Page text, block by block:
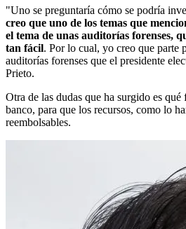
"Uno se preguntaría cómo se podría
creo que uno de los temas que
el tema de unas auditorías forenses,
tan fácil. Por lo cual, yo creo que parte
auditorías forenses que el presidente
Prieto.
Otra de las dudas que ha surgido es
banco, para que los recursos, como lo
reembolsables.